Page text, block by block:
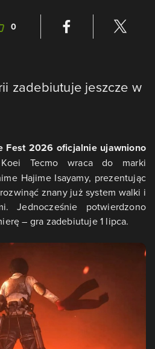
0
zadebiutuje jeszcze w
Fest 2026 oficjalnie ujawniono
Koei Tecmo wraca do marki
Hajime Isayamy, prezentując
znany już system walki i
Jednocześnie potwierdzono
– gra zadebiutuje 1 lipca.